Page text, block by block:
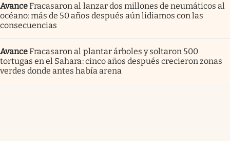
AvanceFracasaron al lanzar dos millones de neumáticos al
océano: más de 50 años después aún lidiamos con las
consecuencias
AvanceFracasaron al plantar árboles y soltaron 500
tortugas en el Sahara: cinco años después crecieron zonas
verdes donde antes había arena